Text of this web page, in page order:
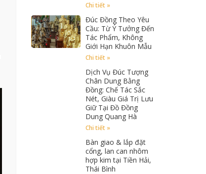
Chi tiết »
Đúc Đồng Theo Yêu
Cầu: Từ Ý Tưởng Đến
Tác Phẩm, Không
Giới Hạn Khuôn Mẫu
Chi tiết »
Dịch Vụ Đúc Tượng
Chân Dung Bằng
Đồng: Chế Tác Sắc
Nét, Giàu Giá Trị Lưu
Giữ Tại Đồ Đồng
Dung Quang Hà
Chi tiết »
Bàn giao & lắp đặt
cổng, lan can nhôm
hợp kim tại Tiền Hải,
Thái Bình